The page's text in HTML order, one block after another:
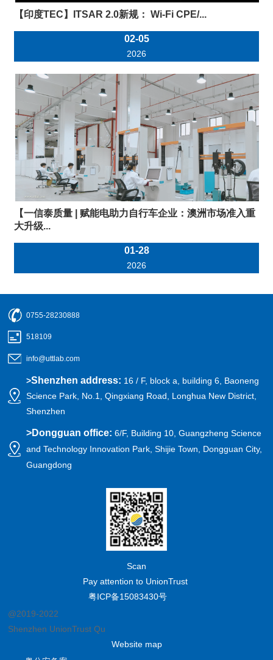
【印度TEC】ITSAR 2.0新规： Wi-Fi CPE/...
02-05
2026
【一信泰质量 | 赋能电助力自行车企业：澳洲市场准入重
大升级...
01-28
2026
0755-28230888
518109
info@uttlab.com
>Shenzhen address: 16 / F, block a, building 6, Baoneng
Science Park, No.1, Qingxiang Road, Longhua New District,
Shenzhen
>Dongguan office:6/F, Building 10, Guangzheng Science
and Technology Innovation Park, Shijie Town, Dongguan City,
Guangdong
Scan
Pay attention to UnionTrust
粤ICP备15083430号
@2019-2022
Shenzhen UnionTrust Quality and Technology Co., Ltd.
Website map